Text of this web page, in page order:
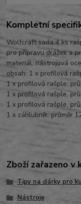
Kompletní
Wolfcraft sada 4 ks
pro přípravu drážek a
materiál: nástrojová
obsah: 1 x profilová
1 x profilová rašple,
1 x profilová rašple,
1 x profilová rašple,
1 x záhlubník, průměr
Zboží zařazeno v
Tipy na dárky pro
Nástroje